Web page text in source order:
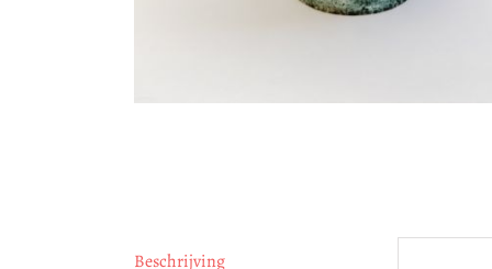
Beschrijving